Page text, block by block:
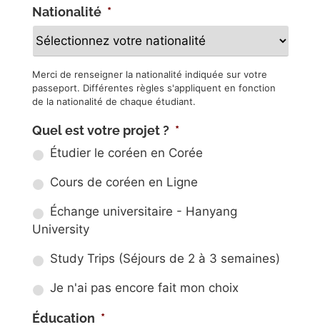
Nationalité *
Merci de renseigner la nationalité indiquée sur votre
passeport. Différentes règles s'appliquent en fonction
de la nationalité de chaque étudiant.
Quel est votre projet ? *
Étudier le coréen en Corée
Cours de coréen en Ligne
Échange universitaire - Hanyang
University
Study Trips (Séjours de 2 à 3 semaines)
Je n'ai pas encore fait mon choix
Éducation *